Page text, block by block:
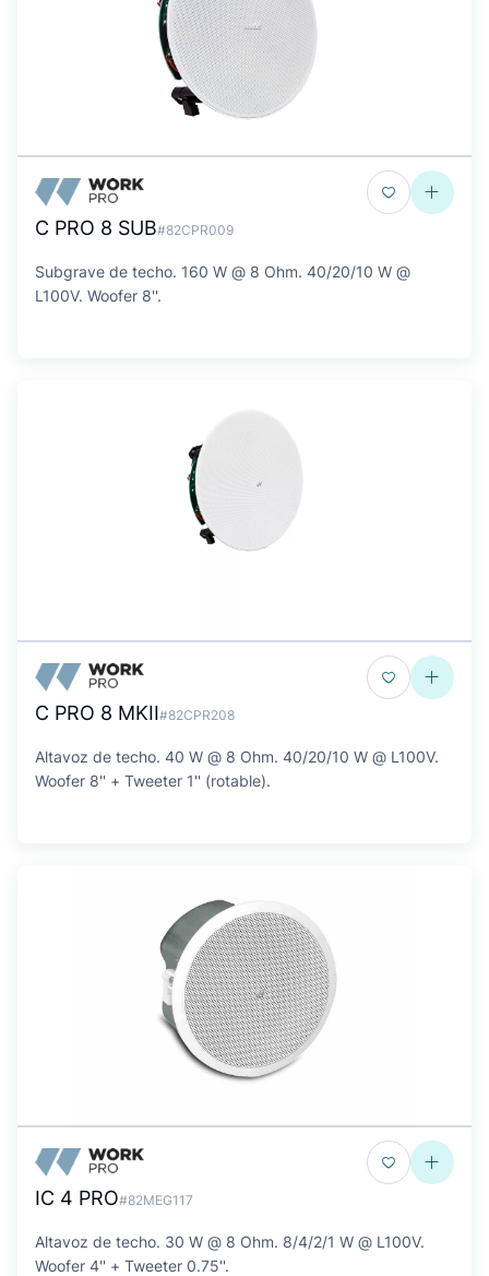
C PRO 8 SUB#82CPR009
Subgrave de techo. 160 W @ 8 Ohm. 40/20/10 W @
L100V. Woofer 8''.
C PRO 8 MKII#82CPR208
Altavoz de techo. 40 W @ 8 Ohm. 40/20/10 W @ L100V.
Woofer 8'' + Tweeter 1'' (rotable).
IC 4 PRO#82MEG117
Altavoz de techo. 30 W @ 8 Ohm. 8/4/2/1 W @ L100V.
Woofer 4'' + Tweeter 0.75''.